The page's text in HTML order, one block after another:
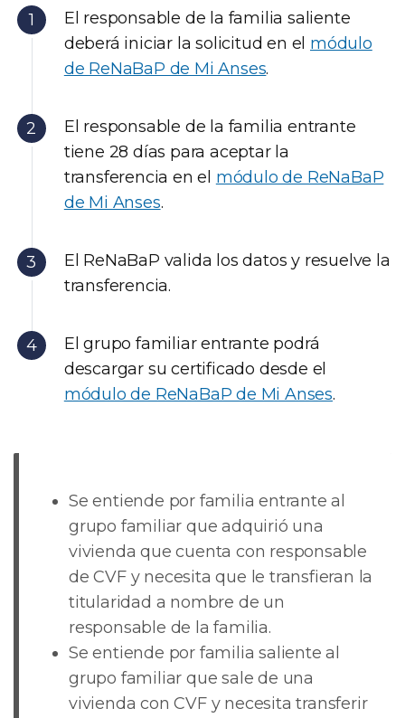
El responsable de la familia saliente
deberá iniciar la solicitud en el módulo
de ReNaBaP de Mi Anses.
El responsable de la familia entrante
tiene 28 días para aceptar la
transferencia en el módulo de ReNaBaP
de Mi Anses.
El ReNaBaP valida los datos y resuelve la
transferencia.
El grupo familiar entrante podrá
descargar su certificado desde el
módulo de ReNaBaP de Mi Anses.
Se entiende por familia entrante al
grupo familiar que adquirió una
vivienda que cuenta con responsable
de CVF y necesita que le transfieran la
titularidad a nombre de un
responsable de la familia.
Se entiende por familia saliente al
grupo familiar que sale de una
vivienda con CVF y necesita transferir